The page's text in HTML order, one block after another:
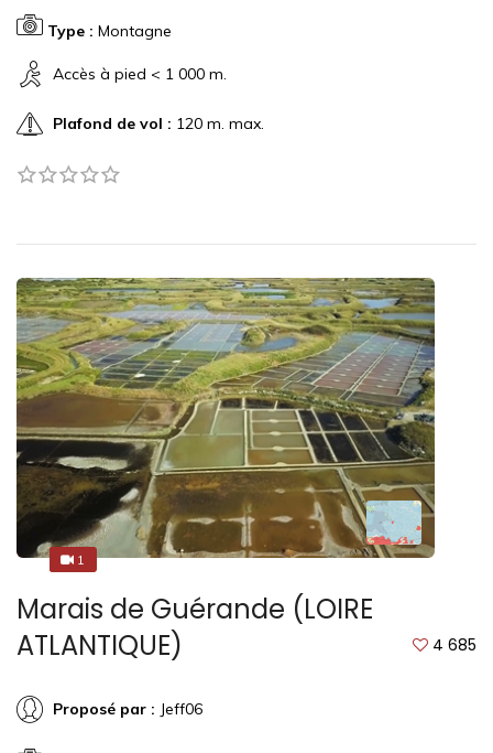
Type : Montagne
Accès à pied < 1 000 m.
Plafond de vol : 120 m. max.
11
Marais de Guérande (LOIRE
ATLANTIQUE)
4 685
Proposé par : Jeff06